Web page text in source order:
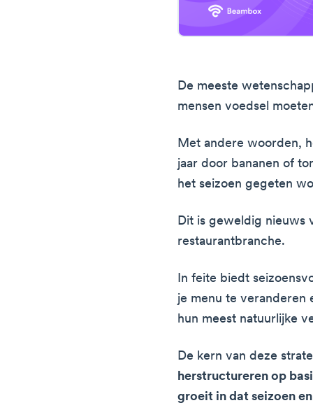
De meeste
mensen voedsel
Met andere woorden,
jaar door bananen of
het seizoen gegeten
Dit is geweldig nieuws
restaurantbranche.
In feite biedt
je menu te veranderen
hun meest natuurlijke
De kern van deze
herstructureren op
groeit in dat seizoen